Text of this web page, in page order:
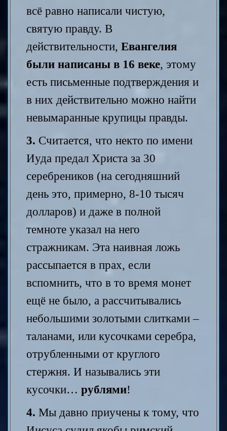
всё равно написали чистую,
святую правду. В
действительности, Евангелия
были написаны в 16 веке, этому
есть письменные подтверждения и
в них действительно можно найти
невымаранные крупицы правды.
3. Считается, что некто по имени
Иуда предал Христа за 30
серебреников (на сегодняшний
день это, примерно, 8-10 тысяч
долларов) и даже в полной
темноте указал на него
стражникам. Эта наивная ложь
рассыпается в прах, если
вспомнить, что в то время монет
ещё не было, а рассчитывались
небольшими золотыми слитками –
таланами, или кусочками серебра,
отрубленными от круглого
стержня. И назывались эти
кусочки… рублями!
4. Мы давно приучены к тому, что